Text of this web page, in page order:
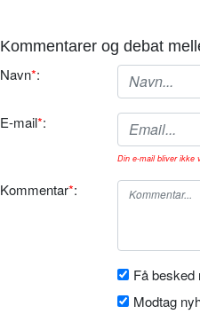
Kommentarer og debat
Navn*:
E-mail*:
Din e-mail bliver ikke
Kommentar*:
Få besked
Modtag